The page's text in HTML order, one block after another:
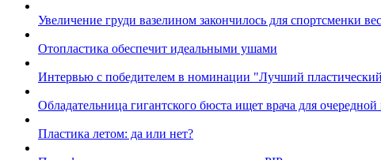
Увеличение груди вазелином закончилось для спортсменки
Отопластика обеспечит идеальными ушами
Интервью с победителем в номинации "Лучший
Обладательница гигантского бюста ищет врача для
Пластика летом: да или нет?